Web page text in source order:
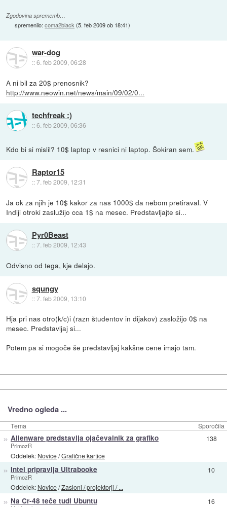
Zgodovina sprememb…
spremenilo:coma2black (5. feb 2009 ob 18:41)
war-dog
::6. feb 2009, 06:28
A ni bil za 20$ prenosnik?
http://www.neowin.net/news/main/09/02/0...
techfreak :)
::6. feb 2009, 06:36
Kdo bi si mislil? 10$ laptop v resnici ni laptop. Šokiran sem.
Raptor15
::7. feb 2009, 12:31
Ja ok za njih je 10$ kakor za nas 1000$ da nebom pretiraval. V
Indiji otroki zaslužijo cca 1$ na mesec. Predstavljajte si...
Pyr0Beast
::7. feb 2009, 12:43
Odvisno od tega, kje delajo.
squngy
::7. feb 2009, 13:10
Hja pri nas otro(k/c)i (razn študentov in dijakov) zasložijo 0$ na
mesec. Predstavljaj si...
Potem pa si mogoče še predstavljaj kakšne cene imajo tam.
Vredno ogleda ...
Tema Sporočila
» Alienware predstavlja ojačevalnik za grafiko
PrimozR
Oddelek: Novice/Grafične kartice
138
» Intel pripravlja Ultrabooke
PrimozR
Oddelek: Novice/Zasloni / projektorji / ...
10
» Na Cr-48 teče tudi Ubuntu 16